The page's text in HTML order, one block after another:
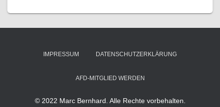
IMPRESSUM DATENSCHUTZERKLÄRUNG
AFD-MITGLIED WERDEN
© 2022 Marc Bernhard. Alle Rechte vorbehalten.